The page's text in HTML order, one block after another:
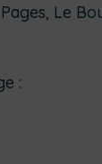
Le
: